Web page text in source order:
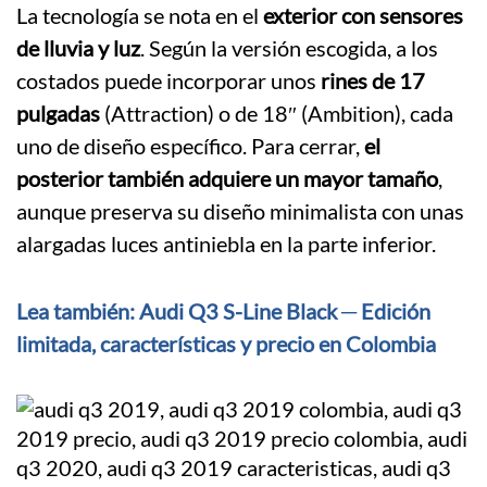
La tecnología se nota en el exterior con sensores
de lluvia y luz. Según la versión escogida, a los
costados puede incorporar unos rines de 17
pulgadas (Attraction) o de 18″ (Ambition), cada
uno de diseño específico. Para cerrar,el
posterior también adquiere un mayor tamaño,
aunque preserva su diseño minimalista con unas
alargadas luces antiniebla en la parte inferior.
Lea también: Audi Q3 S-Line Black ─ Edición
limitada, características y precio en Colombia